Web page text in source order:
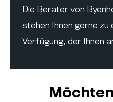
Die Berater von
stehen Ihnen gerne zu
Verfügung, der Ihnen